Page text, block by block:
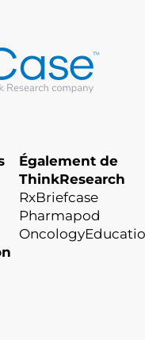
Également de
ThinkResearch
RxBriefcase
Pharmapod